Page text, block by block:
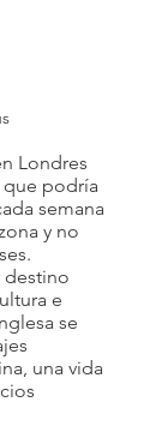
Londres
que podría
semana
y no
destino
e
se
una vida